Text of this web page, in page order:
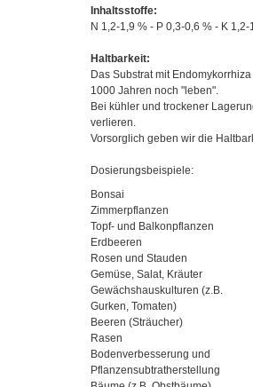
Inhaltsstoffe:
N 1,2-1,9 % - P 0,3-0,6 % - K
Haltbarkeit:
Das Substrat mit
1000 Jahren noch "leben".
Bei kühler und trockener
verlieren.
Vorsorglich geben wir die
Dosierungsbeispiele:
Bonsai
Zimmerpflanzen
Topf- und Balkonpflanzen
Erdbeeren
Rosen und Stauden
Gemüse, Salat, Kräuter
Gewächshauskulturen (z.B.
Gurken, Tomaten)
Beeren (Sträucher)
Rasen
Bodenverbesserung und
Pflanzensubtratherstellung